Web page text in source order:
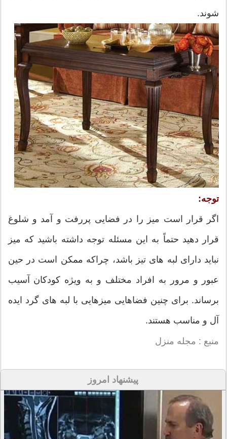
شوند.
توجه:
اگر قرار است میز را در فضایی پررفت و آمد و شلوغ
قرار دهید حتماً به این مسئله توجه داشته باشید که میز
نباید دارای لبه های تیز باشد، چراکه ممکن است در حین
عبور و مرور به افراد مختلف و به ویژه کودکان آسیب
برساند. برای چنین فضاهایی میزهایی با لبه های گرد ایده
آل و مناسب هستند.
منبع : مجله منزل
پیشنهاد امروز